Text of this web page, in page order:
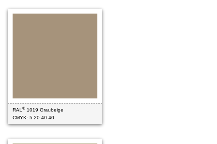
RAL® 1019 Graubeige
CMYK: 5 20 40 40